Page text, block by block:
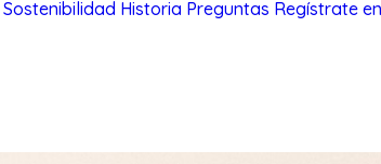
Sostenibilidad Historia Preguntas Regístrate